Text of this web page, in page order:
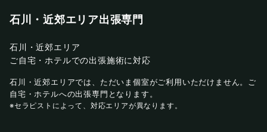
石川・近郊エリア出張専門
石川・近郊エリア
ご自宅・ホテルでの出張施術に対応
石川・近郊エリアでは、ただいま個室がご利用いただけません。ご
自宅・ホテルへの出張専門となります。
※セラピストによって、対応エリアが異なります。